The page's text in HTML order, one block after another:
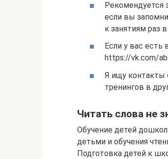
Рекомендуется
если вы
к занятиям раз
Если у вас
https://vk.com/
Я ищу контакты
тренингов в
Читать слова не
Обучение детей
детьми и обучения
Подго­товка детей к